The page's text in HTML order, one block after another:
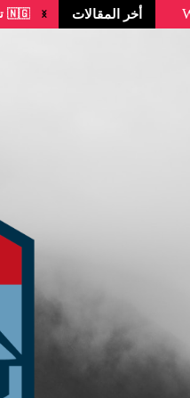
أخر المقالات 🇳🇬 تكلفة السفر إلى نيجيريا للمصريين 2026: ميزانية...